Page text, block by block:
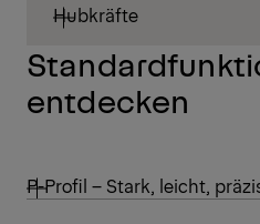
Hubkräfte
entdecken
P-Profil – Stark, leicht,